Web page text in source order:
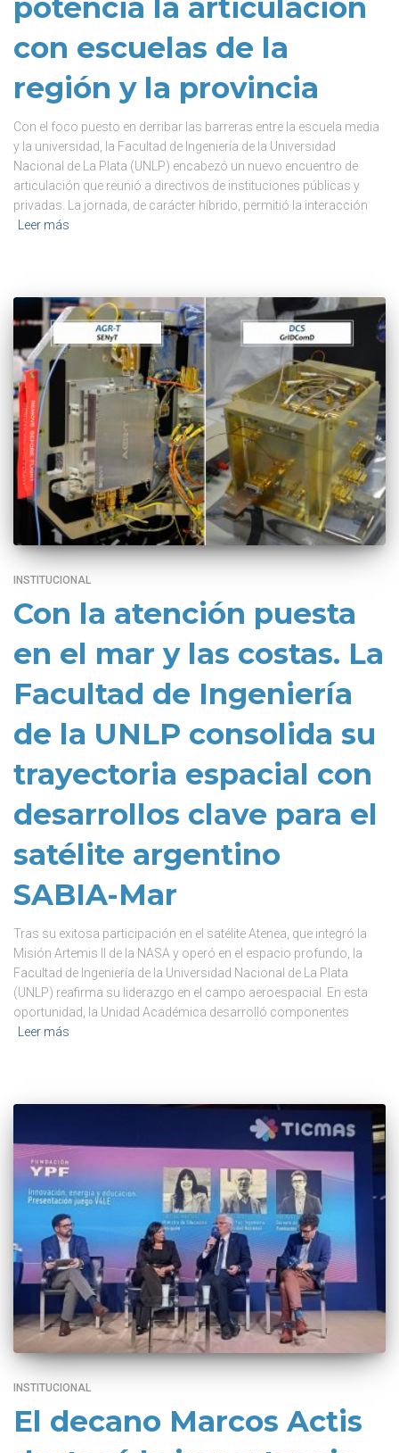
potencia la articulación
con escuelas de la
región y la provincia
Con el foco puesto en derribar las barreras entre la escuela media
y la universidad, la Facultad de Ingeniería de la Universidad
Nacional de La Plata (UNLP) encabezó un nuevo encuentro de
articulación que reunió a directivos de instituciones públicas y
privadas. La jornada, de carácter híbrido, permitió la interacción
Leer más
INSTITUCIONAL
Con la atención puesta
en el mar y las costas. La
Facultad de Ingeniería
de la UNLP consolida su
trayectoria espacial con
desarrollos clave para el
satélite argentino
SABIA-Mar
Tras su exitosa participación en el satélite Atenea, que integró la
Misión Artemis II de la NASA y operó en el espacio profundo, la
Facultad de Ingeniería de la Universidad Nacional de La Plata
(UNLP) reafirma su liderazgo en el campo aeroespacial. En esta
oportunidad, la Unidad Académica desarrolló componentes
Leer más
INSTITUCIONAL
El decano Marcos Actis